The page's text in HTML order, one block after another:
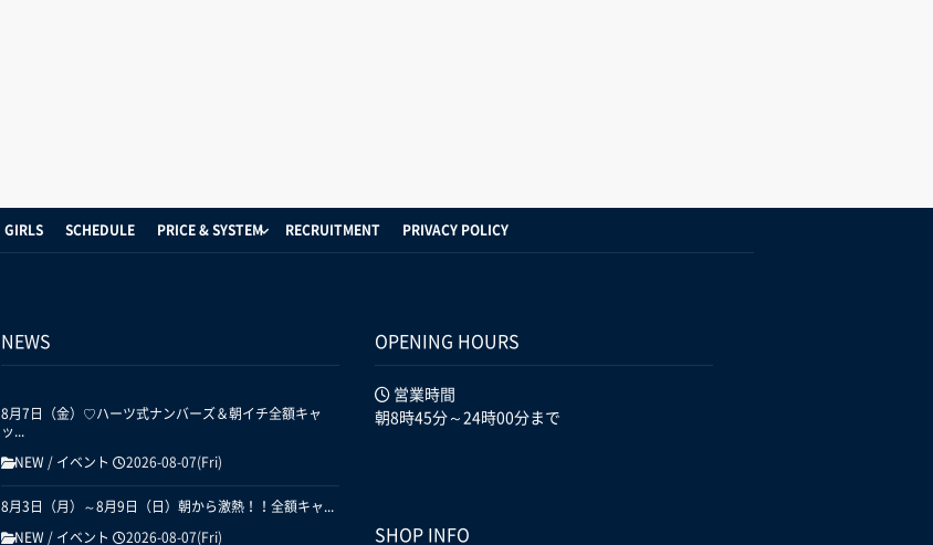
GIRLS SCHEDULE PRICE & SYSTEM RECRUITMENT PRIVACY POLICY
NEWS
8月7日（金）♡ハーツ式ナンバーズ＆朝イチ全額キャ
ッ...
NEW / イベント 2026-08-07(Fri)
8月3日（月）～8月9日（日）朝から激熱！！全額キャ...
NEW / イベント 2026-08-07(Fri)
OPENING HOURS
営業時間
朝8時45分～24時00分まで
SHOP INFO